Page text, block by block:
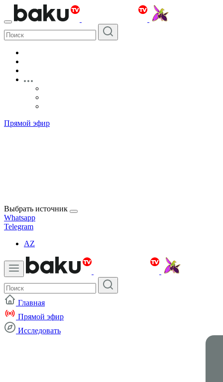
Прямой эфир
Выбрать источник
Whatsapp
Telegram
AZ
Главная
Прямой эфир
Исследовать